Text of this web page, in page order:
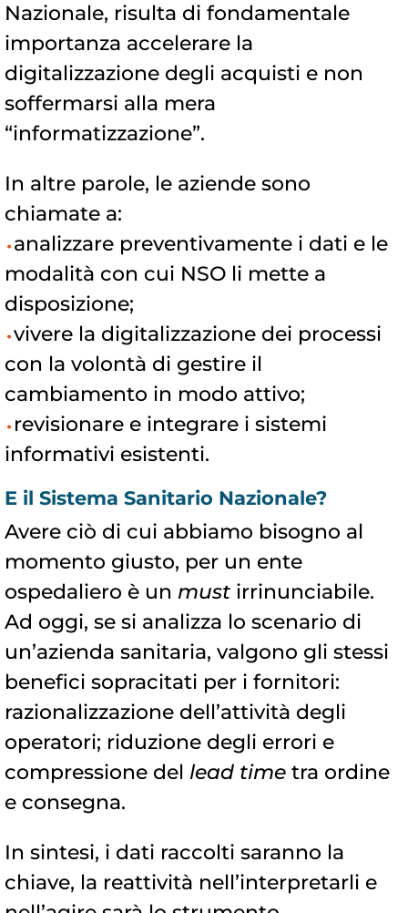
Nazionale, risulta di fondamentale
importanza accelerare la
digitalizzazione degli acquisti e non
soffermarsi alla mera
“informatizzazione”.
In altre parole, le aziende sono
chiamate a:
analizzare preventivamente i dati e le
modalità con cui NSO li mette a
disposizione;
vivere la digitalizzazione dei processi
con la volontà di gestire il
cambiamento in modo attivo;
revisionare e integrare i sistemi
informativi esistenti.
E il Sistema Sanitario Nazionale?
Avere ciò di cui abbiamo bisogno al
momento giusto, per un ente
ospedaliero è un must irrinunciabile.
Ad oggi, se si analizza lo scenario di
un’azienda sanitaria, valgono gli stessi
benefici sopracitati per i fornitori:
razionalizzazione dell’attività degli
operatori; riduzione degli errori e
compressione del lead time tra ordine
e consegna.
In sintesi, i dati raccolti saranno la
chiave, la reattività nell’interpretarli e